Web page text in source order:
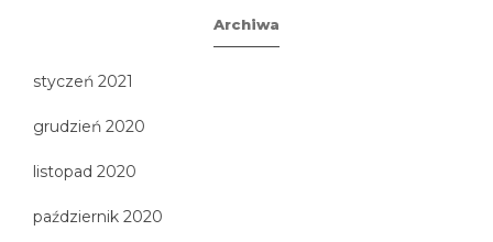
Archiwa
styczeń 2021
grudzień 2020
listopad 2020
październik 2020